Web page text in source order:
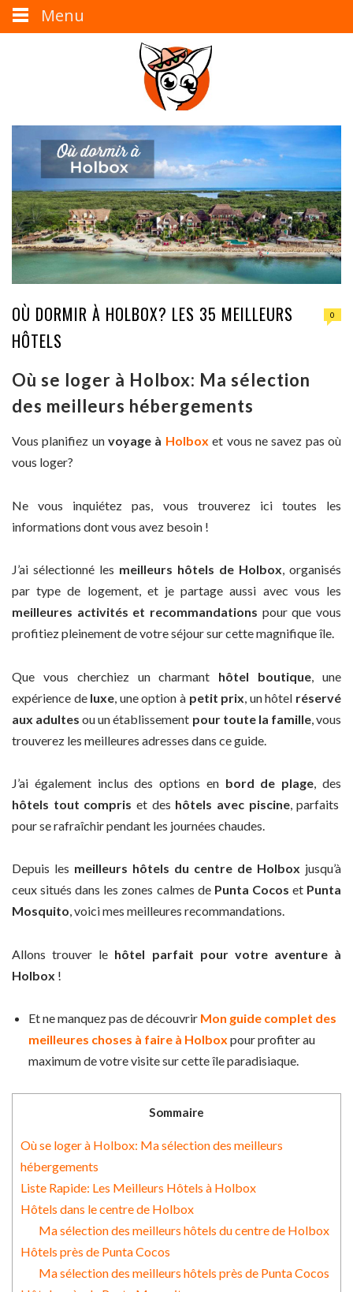
OÙ DORMIR À HOLBOX? LES 35 MEILLEURS
HÔTELS
0
Où se loger à Holbox: Ma sélection
des meilleurs hébergements
Vous planifiez unvoyage à Holbox et vous ne savez pas où
vous loger?
Ne vous inquiétez pas, vous trouverez ici toutes les
informations dont vous avez besoin !
J’ai sélectionné les meilleurs hôtels de Holbox, organisés
par type de logement, et je partage aussi avec vous les
meilleures activités et recommandations pour que vous
profitiez pleinement de votre séjour sur cette magnifique île.
Que vous cherchiez un charmant hôtel boutique , une
expérience deluxe , une option à petit prix , un hôtel réservé
aux adultes ou un établissement pour toute la famille, vous
trouverez les meilleures adresses dans ce guide.
J’ai également inclus des options en bord de plage, des
hôtels tout compris et des hôtels avec piscine, parfaits
pour se rafraîchir pendant les journées chaudes.
Depuis les meilleurs hôtels du centre de Holbox jusqu’à
ceux situés dans les zones calmes de Punta Cocos et Punta
Mosquito, voici mes meilleures recommandations.
Allons trouver le hôtel parfait pour votre aventure à
Holbox !
Et ne manquez pas de découvrir Mon guide complet des
meilleures choses à faire à Holbox pour profiter au
maximum de votre visite sur cette île paradisiaque.
Sommaire
Où se loger à Holbox: Ma sélection des meilleurs
hébergements
Liste Rapide: Les Meilleurs Hôtels à Holbox
Hôtels dans le centre de Holbox
Ma sélection des meilleurs hôtels du centre de Holbox
Hôtels près de Punta Cocos
Ma sélection des meilleurs hôtels près de Punta Cocos
Menu